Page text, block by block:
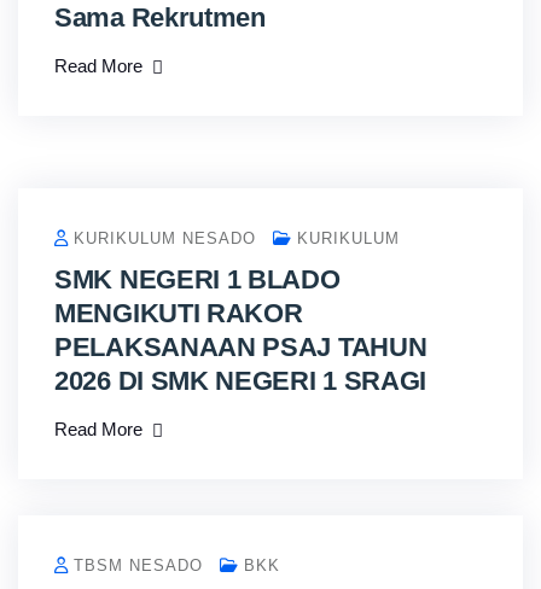
Sama Rekrutmen
Read More
KURIKULUM NESADO KURIKULUM
SMK NEGERI 1 BLADO
MENGIKUTI RAKOR
PELAKSANAAN PSAJ TAHUN
2026 DI SMK NEGERI 1 SRAGI
Read More
TBSM NESADO BKK